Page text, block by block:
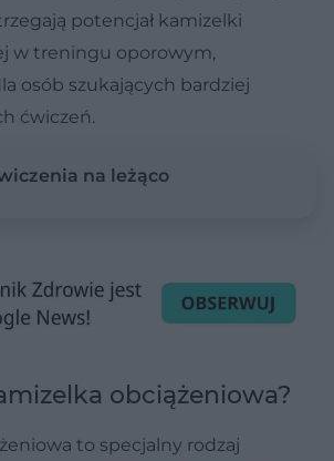
potencjał kamizelki
w treningu oporowym,
osób szukających bardziej
ćwiczeń.
na leżąco
obciążeniowa?
to specjalny rodzaj